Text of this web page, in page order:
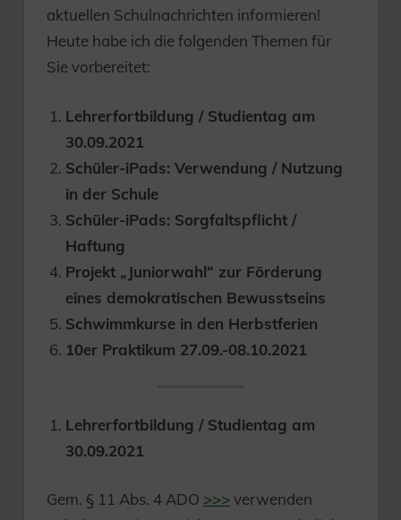
aktuellen Schulnachrichten informieren!
Heute habe ich die folgenden Themen für
Sie vorbereitet:
Lehrerfortbildung / Studientag am
30.09.2021
Schüler-iPads: Verwendung / Nutzung
in der Schule
Schüler-iPads: Sorgfaltspflicht /
Haftung
Projekt „Juniorwahl“ zur Förderung
eines demokratischen Bewusstseins
Schwimmkurse in den Herbstferien
10er Praktikum 27.09.-08.10.2021
Lehrerfortbildung / Studientag am
30.09.2021
Gem. § 11 Abs. 4 ADO >>> verwenden